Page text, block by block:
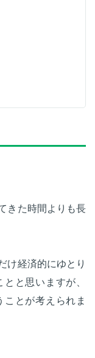
きた時間よりも長
け経済的にゆとり
と思いますが、
とが考えられま